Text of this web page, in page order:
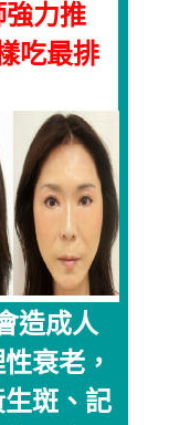
強力推
吃最排
造成人
衰老，
斑、記